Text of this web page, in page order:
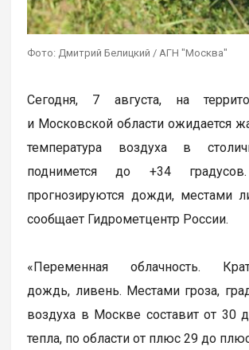
Фото: Дмитрий Белицкий / АГН "Москва"
Сегодня, 7 августа, на
и Московской области ожидается
температура воздуха в
поднимется до +34
прогнозируются дожди, местами
сообщает Гидрометцентр России.
«Переменная облачность.
дождь, ливень. Местами гроза,
воздуха в Москве составит от 30
тепла, по области от плюс 29 до